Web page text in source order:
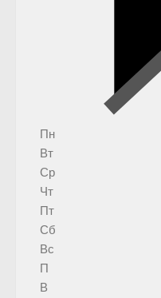
Пн
Вт
Ср
Чт
Пт
Сб
Вс
П
В